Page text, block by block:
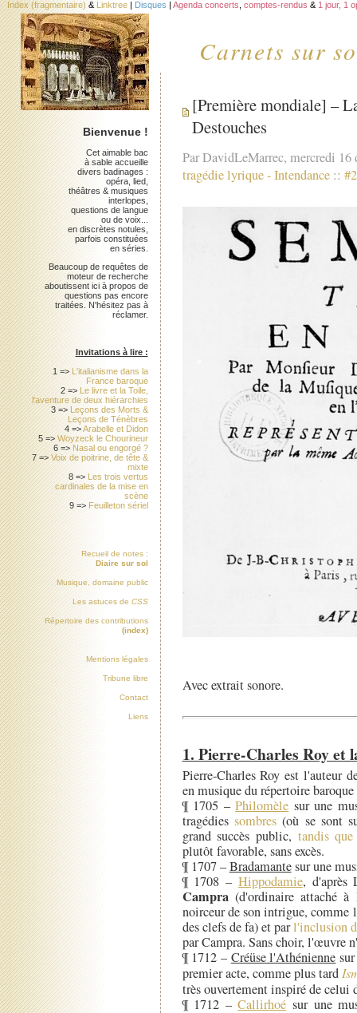
Carnets sur
Index (fragmentaire) & Linktree | Disques | Agenda concerts comptes-rendus & 1 jour, 1
[Première mondiale] –
Destouches
Par DavidLeMarrec, mercredi 16
tragédie lyrique-Intendance ::
Avec extrait sonore.
1. Pierre-Charles Roy et
Pierre-Charles Roy est l'auteur
en musique du répertoire
¶ 1705 –Philomèle sur une
tragédies sombres(où se sont
grand succès public, tandis que
plutôt favorable, sans excès.
¶ 1707 –Bradamantesur une
¶ 1708 – Hippodamie, d'après
Campra(d'ordinaire attaché à
noirceur de son intrigue, comme
des clefs de fa) et parl'inclusion
par Campra. Sans choir, l'œuvre
¶ 1712 –Créüse l'Athénienne
premier acte, comme plus tard
très ouvertement inspiré de celui
¶ 1712 –Callirhoé sur une
Bienvenue !
Cet aimable bac
à sable accueille
divers badinages :
opéra, lied,
théâtres & musiques
interlopes,
questions de langue
ou de voix...
en discrètes notules,
parfois constituées
en séries.
Beaucoup de requêtes de
moteur de recherche
aboutissent ici à propos de
questions pas encore
traitées. N'hésitez pas à
réclamer.
Invitations à lire :
1 => L'italianisme dans la
France baroque
2 => Le livre et la Toile,
l'aventure de deux hiérarchies
3 => Leçons des Morts &
Leçons de Ténèbres
4 =>Arabelle et Didon
5 =>Woyzeck le Chourineur
6 => Nasal ou engorgé ?
7 =>Voix de poitrine, de tête &
mixte
8 => Les trois vertus
cardinales de la mise en
scène
9 => Feuilleton sériel
Recueil de notes :
Diaire sur sol
Musique, domaine public
Les astuces de CSS
Répertoire des contributions
(index)
Mentions légales
Tribune libre
Contact
Liens